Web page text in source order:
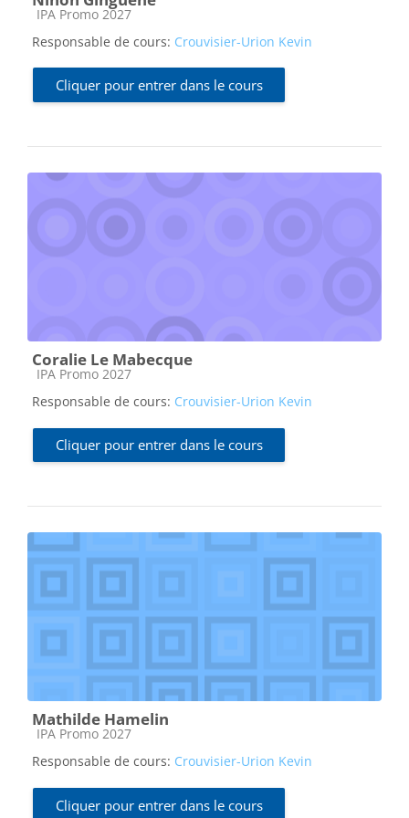
Catégorie de cours
IPA Promo 2027
Responsable de cours: Crouvisier-Urion Kevin
Cliquer pour entrer dans le cours
Coralie Le Mabecque
Catégorie de cours
IPA Promo 2027
Responsable de cours: Crouvisier-Urion Kevin
Cliquer pour entrer dans le cours
Mathilde Hamelin
Catégorie de cours
IPA Promo 2027
Responsable de cours: Crouvisier-Urion Kevin
Cliquer pour entrer dans le cours